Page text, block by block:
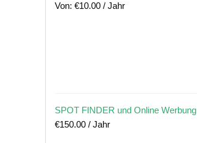
Von: €10.00 / Jahr
SPOT FINDER und Online Werbung
€150.00 / Jahr